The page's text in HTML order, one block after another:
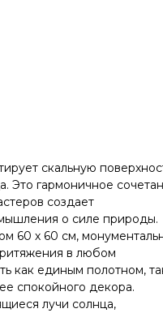
скальную
Это гармоничное
создает
о силе природы.
60 х 60 см,
в любом
как единым полотном,
спокойного декора.
лучи солнца,